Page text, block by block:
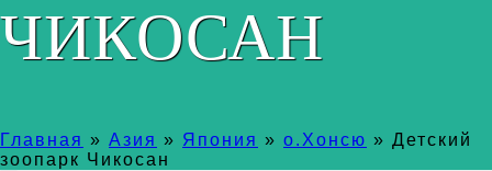
ЧИКОСАН
Главная » Азия » Япония » о.Хонсю » Детский
зоопарк Чикосан